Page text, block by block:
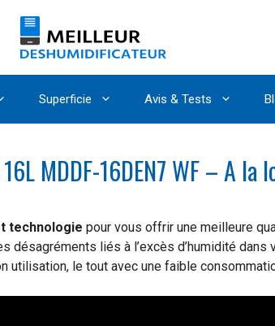
Superficie Avis & Tests
MDDF-16DEN7 WF – A la
technologie pour vous offrir une meilleure
liés à l’excès d’humidité dans
le tout avec une faible